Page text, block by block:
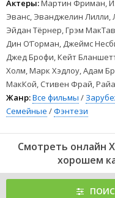
Наши друзья:
Форсаж 10
Гремлины Хранители леса
Синистер: Начало
Люби, Снова
Суперсмерч
4 6
Актеры:Мартин Фриман,
Эванс, Эванджелин Лилли,
Эйдан Тёрнер, Грэм
Дин О’Горман, Джеймс
Джед Брофи, Кейт
Холм, Марк Хэдлоу, Адам
МакКой, Стивен Фрай,
Жанр:Все фильмы /
Семейные /Фэнтези
Смотреть онлайн
хорошем